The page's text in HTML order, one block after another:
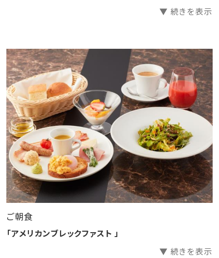
この機会に是非ご宿泊いただき、中世を思わせるラグジ
ュアリーな建築のホテルの造り、天然温泉と富士の眺
望、そして、自然豊かな御殿場の高原リゾートの雰囲気
をご堪能くださいませ。
――――――――――――――――――――――
「レンブラントプレミアム富士御殿場」のおすすめポイン
トを記事でご紹介中♪
詳細はこちらをクリック♪
――――――――――――――――――――――
★ワーケーションスペース利用無料★ 6時～23時
館内随一といわれているほどの富士山を眺める絶景は
▼ 続きを表示
ご朝食
「アメリカンブレックファスト 」
▼ 続きを表示